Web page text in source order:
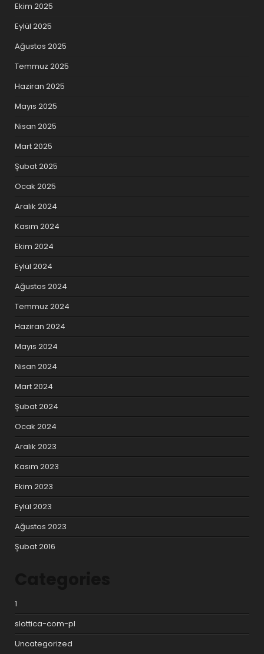
Ekim 2025
Eylül 2025
Ağustos 2025
Temmuz 2025
Haziran 2025
Mayıs 2025
Nisan 2025
Mart 2025
Şubat 2025
Ocak 2025
Aralık 2024
Kasım 2024
Ekim 2024
Eylül 2024
Ağustos 2024
Temmuz 2024
Haziran 2024
Mayıs 2024
Nisan 2024
Mart 2024
Şubat 2024
Ocak 2024
Aralık 2023
Kasım 2023
Ekim 2023
Eylül 2023
Ağustos 2023
Şubat 2016
1
slottica-com-pl
Uncategorized